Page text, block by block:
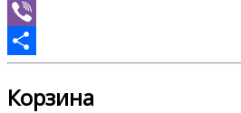
Skype
Viber
Отправить
Корзина